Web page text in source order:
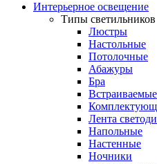
Интерьерное освещение
Типы светильников
Люстры
Настольные
Потолочные
Абажуры
Бра
Встраиваемые
Лента
Напольные
Настенные
Ночники